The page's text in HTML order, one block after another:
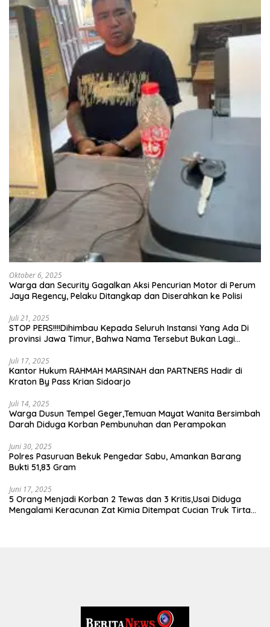
Oktober 6, 2025
Warga dan Security Gagalkan Aksi Pencurian Motor di Perum
Jaya Regency, Pelaku Ditangkap dan Diserahkan ke Polisi
Juli 21, 2025
STOP PERS!!!!Dihimbau Kepada Seluruh Instansi Yang Ada Di
provinsi Jawa Timur, Bahwa Nama Tersebut Bukan Lagi
Juli 17, 2025
Kantor Hukum RAHMAH MARSINAH dan PARTNERS Hadir di
Kraton By Pass Krian Sidoarjo
Juli 14, 2025
Warga Dusun Tempel Geger,Temuan Mayat Wanita Bersimbah
Darah Diduga Korban Pembunuhan dan Perampokan
Juni 30, 2025
Polres Pasuruan Bekuk Pengedar Sabu, Amankan Barang
Bukti 51,83 Gram
Juni 17, 2025
5 Orang Menjadi Korban 2 Tewas dan 3 Kritis,Usai Diduga
Mengalami Keracunan Zat Kimia Ditempat Cucian Truk Tirta